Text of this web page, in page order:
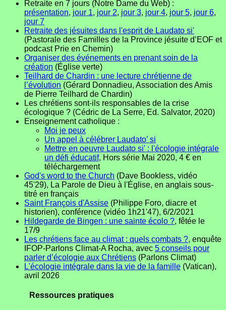
Retraite en 7 jours (Notre Dame du Web) :
présentation, jour 1, jour 2, jour 3, jour 4, jour 5, jour 6,
jour 7
Retraite des jésuites dans l'esprit de Laudato si'
(Pastorale des Familles de la Province jésuite d’EOF et
podcast Prie en Chemin)
Organiser des événements en prenant soin de la
création (Église verte)
Teilhard de Chardin : une lecture chrétienne de
l’évolution (Gérard Donnadieu, Association des Amis
de Pierre Teilhard de Chardin)
Les chrétiens sont-ils responsables de la crise
écologique ? (Cédric de La Serre, Ed. Salvator, 2020)
Enseignement catholique :
Moi je peux
Un appel à célébrer Laudato’ si
Mettre en oeuvre Laudato si' : l'écologie intégrale
un défi éducatif, Hors série Mai 2020, 4 € en
téléchargement
God's word to the Church (Dave Bookless, vidéo
45'29), La Parole de Dieu à l'Église, en anglais sous-
titré en français
Saint François d'Assise (Philippe Foro, diacre et
historien), conférence (vidéo 1h21'47), 6/2/2021
Hildegarde de Bingen : une sainte écolo ?, fêtée le
17/9
Les chrétiens face au climat : quels combats ?, enquête
IFOP-Parlons Climat-A Rocha, avec 5 conseils pour
parler d’écologie aux Chrétiens (Parlons Climat)
L'écologie intégrale dans la vie de la famille (Vatican),
avril 2026
Ressources pratiques